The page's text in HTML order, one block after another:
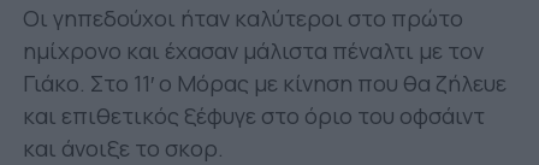
Οι γηπεδούχοι ήταν καλύτεροι στο πρώτο
ημίχρονο και έχασαν μάλιστα πέναλτι με τον
Γιάκο. Στο 11′ ο Μόρας με κίνηση που θα ζήλευε
και επιθετικός ξέφυγε στο όριο του οφσάιντ
και άνοιξε το σκορ.